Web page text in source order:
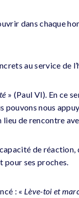
dans chaque
au service de
» (Paul VI). En ce
pouvons nous
de rencontre
de
pour ses proches.
: « Lève-toi et